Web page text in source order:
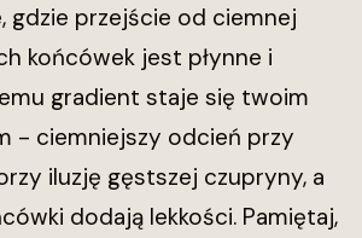
gdzie przejście od ciemnej
końcówek jest płynne i
gradient staje się twoim
- ciemniejszy odcień przy
iluzję gęstszej czupryny, a
dodają lekkości. Pamiętaj,